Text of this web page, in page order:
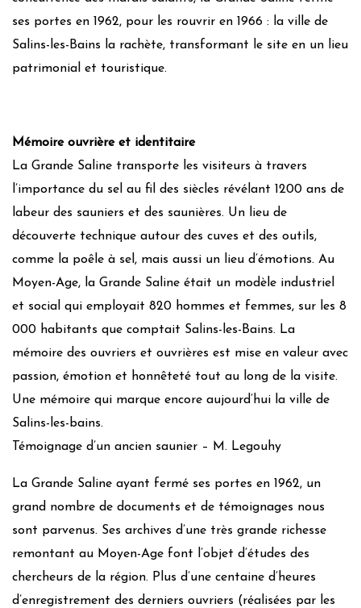
ses portes en 1962, pour les rouvrir en 1966 : la ville de
Salins-les-Bains la rachète, transformant le site en un lieu
patrimonial et touristique.
Mémoire ouvrière et identitaire
La Grande Saline transporte les visiteurs à travers
l’importance du sel au fil des siècles révélant 1200 ans de
labeur des sauniers et des saunières. Un lieu de
découverte technique autour des cuves et des outils,
comme la poêle à sel, mais aussi un lieu d’émotions. Au
Moyen-Age, la Grande Saline était un modèle industriel
et social qui employait 820 hommes et femmes, sur les 8
000 habitants que comptait Salins-les-Bains. La
mémoire des ouvriers et ouvrières est mise en valeur avec
passion, émotion et honnêteté tout au long de la visite.
Une mémoire qui marque encore aujourd’hui la ville de
Salins-les-bains.
Témoignage d’un ancien saunier – M. Legouhy
La Grande Saline ayant fermé ses portes en 1962, un
grand nombre de documents et de témoignages nous
sont parvenus. Ses archives d’une très grande richesse
remontant au Moyen-Age font l’objet d’études des
chercheurs de la région. Plus d’une centaine d’heures
d’enregistrement des derniers ouvriers (réalisées par les